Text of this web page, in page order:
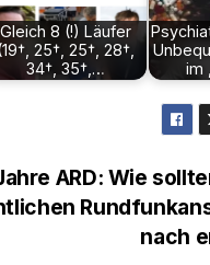
Gleich 8 (!) Läufer
25†, 25†, 28†,
34†, 35†,…
im
ARD: Wie
nach